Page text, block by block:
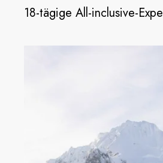
18-tägige All-inclusive-